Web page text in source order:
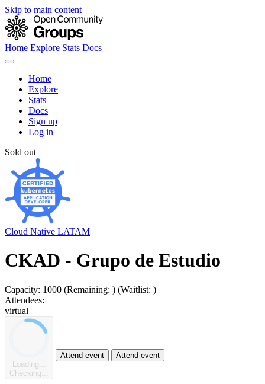
Skip to main content
Home Explore Stats Docs
Home
Explore
Stats
Docs
Sign up
Log in
Sold out
Cloud Native LATAM
CKAD - Grupo de Estudio
Capacity: 1000 (Remaining: ) (Waitlist: )
Attendees:
virtual
Loading...
Checking...
Attend event Attend event